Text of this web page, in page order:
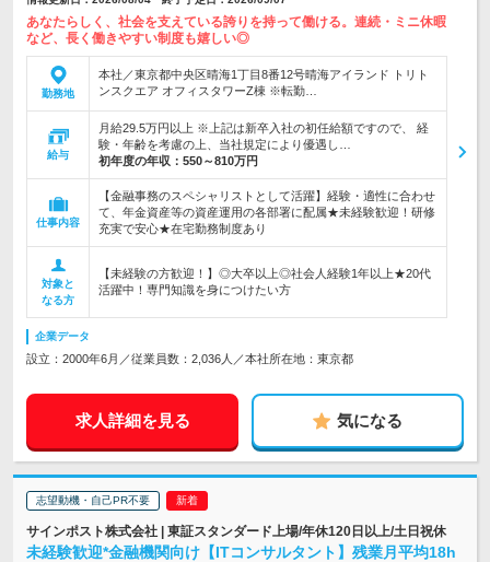
あなたらしく、社会を支えている誇りを持って働ける。連続・ミニ休暇
など、長く働きやすい制度も嬉しい◎
勤務地
本社／東京都中央区晴海1丁目8番12号晴海アイランド トリト
ンスクエア オフィスタワーZ棟 ※転勤…
給与
月給29.5万円以上 ※上記は新卒入社の初任給額ですので、 経
験・年齢を考慮の上、当社規定により優遇し…
初年度の年収： 550～810万円
仕事内容
【金融事務のスペシャリストとして活躍】経験・適性に合わせ
て、年金資産等の資産運用の各部署に配属★未経験歓迎！研修
充実で安心★在宅勤務制度あり
対象と
なる方
【未経験の方歓迎！】◎大卒以上◎社会人経験1年以上★20代
活躍中！専門知識を身につけたい方
企業データ
設立：2000年6月／従業員数：2,036人／本社所在地：東京都
求人詳細を見る 気になる
志望動機・自己PR不要
サインポスト株式会社 | 東証スタンダード上場/年休120日以上/土日祝休
未経験歓迎*金融機関向け【ITコンサルタント】残業月平均18h